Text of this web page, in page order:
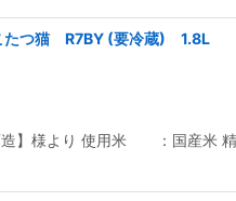
たつ猫 R7BY (要冷蔵) 1.8L
】様より 使用米 ：国産米